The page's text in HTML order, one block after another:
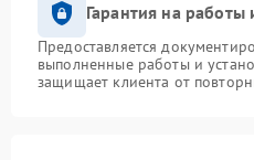
Гарантия на работы
Предоставляется
выполненные работы и
защищает клиента от